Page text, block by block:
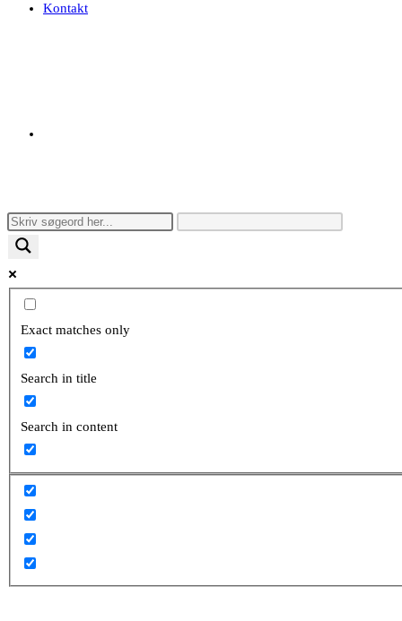
Kontakt
search
Exact matches only
Search in title
Search in content